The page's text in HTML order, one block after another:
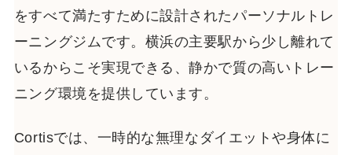
をすべて満たすために設計されたパーソナルトレ
ーニングジムです。横浜の主要駅から少し離れて
いるからこそ実現できる、静かで質の高いトレー
ニング環境を提供しています。
Cortisでは、一時的な無理なダイエットや身体に